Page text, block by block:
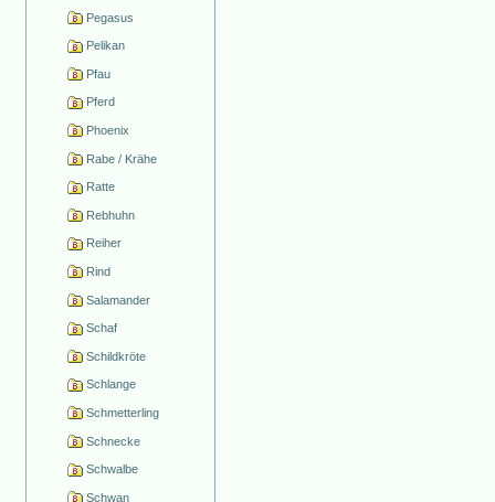
Pegasus
Pelikan
Pfau
Pferd
Phoenix
Rabe / Krähe
Ratte
Rebhuhn
Reiher
Rind
Salamander
Schaf
Schildkröte
Schlange
Schmetterling
Schnecke
Schwalbe
Schwan